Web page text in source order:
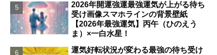
2026年開運強運最強運気が上がる待ち
受け画像スマホラインの背景壁紙
【2026年最強運気】丙午（ひのえう
ま）×一白水星！
運気好転状況が変わる最強の待ち受け